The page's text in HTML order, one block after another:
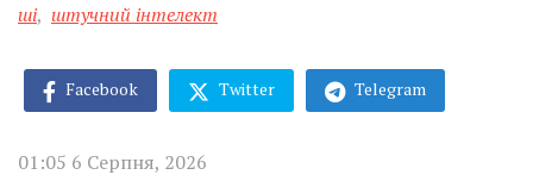
ші, штучний інтелект
Facebook Twitter Telegram
01:05 6 Серпня, 2026